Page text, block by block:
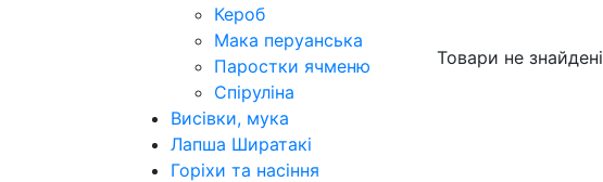
Кероб
Мака перуанська
Паростки ячменю
Спіруліна
Висівки, мука
Лапша Ширатакі
Горіхи та насіння
Товари не знайдені